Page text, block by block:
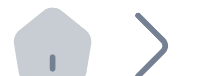
Distributeurs automatiques Bitnovo
Intégrez un ATM Bitnovo dans votre entreprise et
API Bitnovo
Intégrez notre API dans votre écosystème.